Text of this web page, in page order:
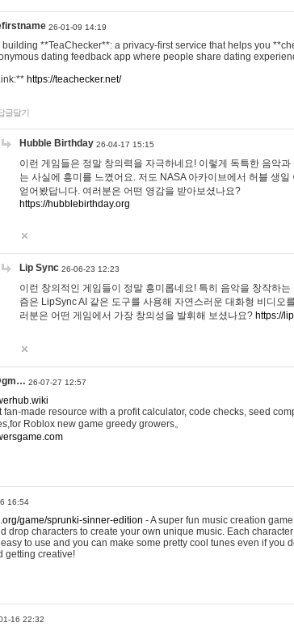
26-01-09 14:19
building **TeaChecker**: a privacy-first service that helps you
dating feedback app where people share dating
https://teachecker.net/
글달기
Hubble Birthday 26-04-17 15:15
이런 게임들은 정말 창의력을 자극하네요! 이렇게 독특한 음악
는 사실에 흥미를 느꼈어요. 저도 NASA 아카이브에서 허블 생
얻어봤답니다. 여러분은 어떤 영감을 받아보셨나요?
https://hubblebirthday.org
Lip Sync 26-06-23 12:23
이런 창의적인 게임들이 정말 흥미롭네요! 특히 음악을 창작하
즘은 LipSync AI 같은 도구를 사용해 자연스러운 대화형 비디오
러분은 어떤 게임에서 가장 창의성을 발휘해 보셨나요? https://
26-07-27 12:57
made resource with a profit calculator, code checks, seed
Roblox new game greedy growers。
16:54
game/sprunki-sinner-edition - A super fun music creation
drop characters to create your own unique music. Each
to use and you can make some pretty cool tunes even if you
getting creative!
16 22:32